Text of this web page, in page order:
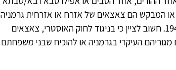
המבקש הם צאצאים של אזרח או אזרחית גרמניה
שאזרחותם נשללה מהם בין השנים 1933 ועד לשנת 1945. חשוב לציין כי בניגוד לחוק האוסטרי, צאצאים
העיקרי בגרמניה או להוכיח שבני משפחתם